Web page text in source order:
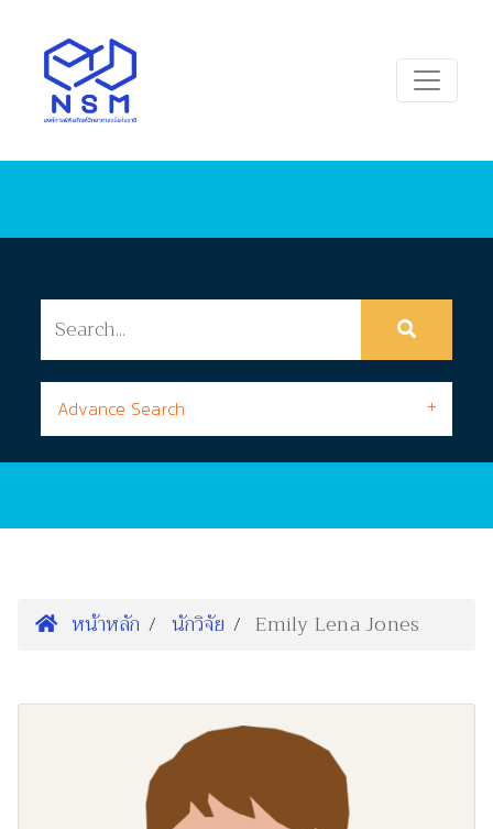
Advance Search
หน้าหลัก นักวิจัย Emily Lena Jones